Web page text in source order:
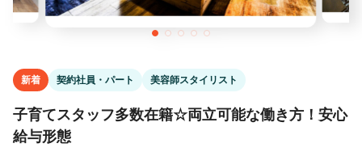
新着 契約社員・パート 美容師スタイリスト
子育てスタッフ多数在籍☆両立可能な働き方！安心
給与形態